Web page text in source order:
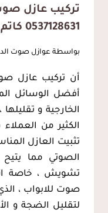
تركيب عازل
0537128631 كاتم صوت للابواب بالقطيف
بواسطة عوازل صوت
أن تركيب عازل
أفضل الوسائل
الخارجية و
الكثير من
تثبيت العازل
الصوتي مما يتيح
تشويش ، خاصة
صوت للابواب ،
لتقليل الضجة و